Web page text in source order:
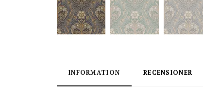
INFORMATION RECENSIONER